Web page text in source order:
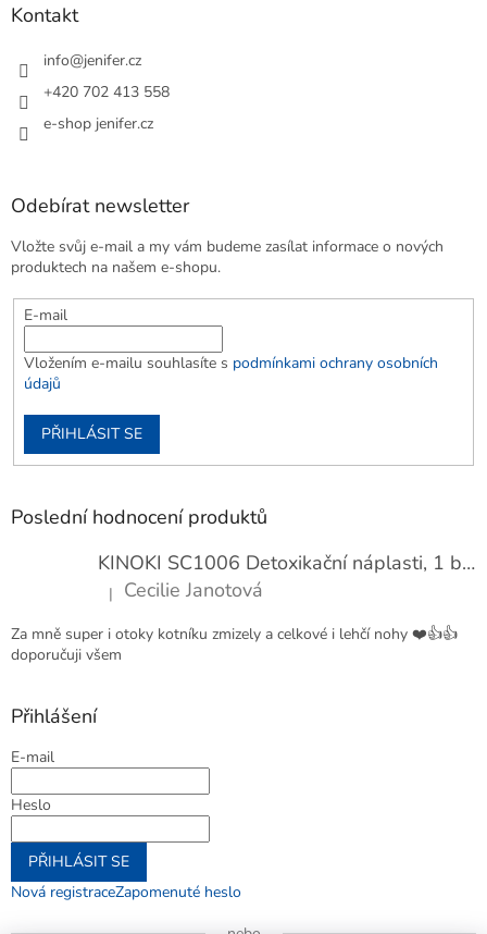
Kontakt
info@jenifer.cz
+420 702 413 558
e-shop jenifer.cz
Odebírat newsletter
Vložte svůj e-mail a my vám budeme zasílat informace o nových
produktech na našem e-shopu.
E-mail
Vložením e-mailu souhlasíte s podmínkami ochrany osobních
údajů
PŘIHLÁSIT SE
Poslední hodnocení produktů
KINOKI SC1006 Detoxikační náplasti, 1 balení - 10 ks
Hodnocení produktu je 4 z 5 hvězdiček.
| Cecilie Janotová
Za mně super i otoky kotníku zmizely a celkové i lehčí nohy ❤️👍👍
doporučuji všem
Přihlášení
E-mail
Heslo
PŘIHLÁSIT SE
Nová registraceZapomenuté heslo